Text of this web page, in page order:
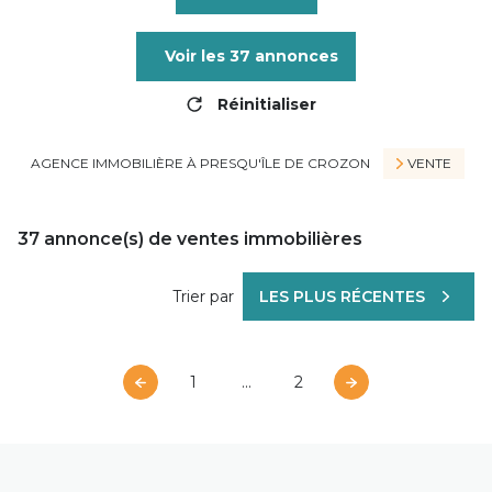
Voir les 37 annonces
Réinitialiser
AGENCE IMMOBILIÈRE À PRESQU'ÎLE DE CROZON VENTE
37 annonce(s) de ventes immobilières
Trier par LES PLUS RÉCENTES
1 ... 2